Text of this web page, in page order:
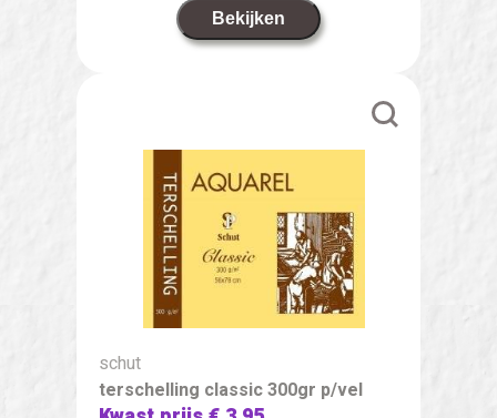
Bekijken
schut
terschelling classic 300gr p/vel